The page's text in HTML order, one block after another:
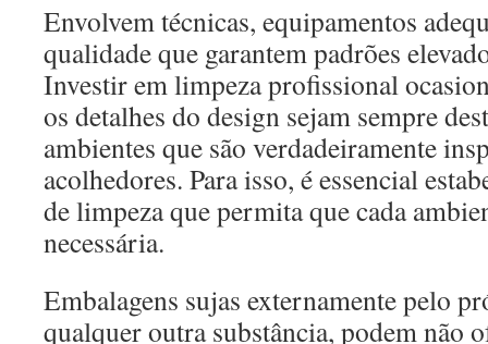
Envolvem técnicas, equipamentos
qualidade que garantem padrões
Investir em limpeza profissional
os detalhes do design sejam sempre
ambientes que são verdadeiramente
acolhedores. Para isso, é essencial
de limpeza que permita que cada
necessária.
Embalagens sujas externamente pelo
qualquer outra substância, podem não